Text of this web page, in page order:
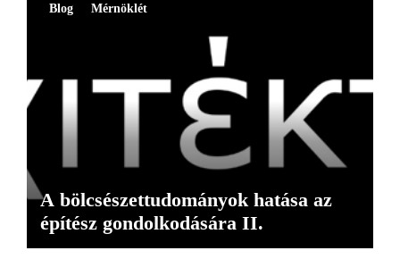
Blog Mérnöklét
A bölcsészettudományok hatása az
építész gondolkodására II.